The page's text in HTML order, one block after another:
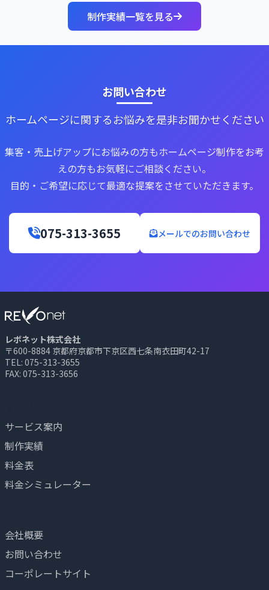
制作実績一覧を見る
お問い合わせ
ホームページに関するお悩みを是非お聞かせください
集客・売上げアップにお悩みの方もホームページ制作をお考
えの方もお気軽にご相談ください。
目的・ご希望に応じて最適な提案をさせていただきます。
075-313-3655 メールでのお問い合わせ
レボネット株式会社
〒600-8884 京都府京都市下京区西七条南衣田町42-17
TEL: 075-313-3655
FAX: 075-313-3656
サービス案内
制作実績
料金表
料金シミュレーター
会社概要
お問い合わせ
コーポレートサイト